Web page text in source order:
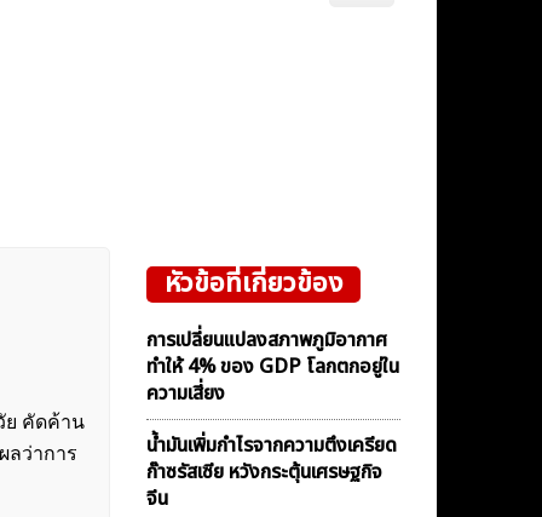
ย คัดค้าน
ลว่าการ
หัวข้อที่เกี่ยวข้อง
การเปลี่ยนแปลงสภาพภูมิอากาศ
ทำให้ 4% ของ GDP โลกตกอยู่ใน
ความเสี่ยง
น้ำมันเพิ่มกำไรจากความตึงเครียด
ก๊าซรัสเซีย หวังกระตุ้นเศรษฐกิจ
จีน